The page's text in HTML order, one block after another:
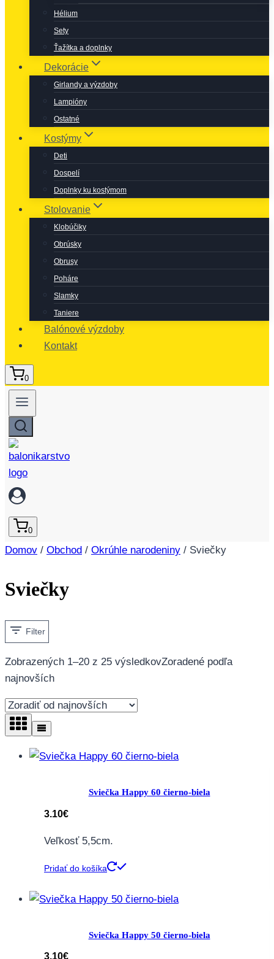
Hélium
Sety
Ťažítka a doplnky
Dekorácie
Girlandy a výzdoby
Lampióny
Ostatné
Kostýmy
Deti
Dospelí
Doplnky ku kostýmom
Stolovanie
Klobúčiky
Obrúsky
Obrusy
Poháre
Slamky
Taniere
Balónové výzdoby
Kontakt
0
0
Domov / Obchod / Okrúhle narodeniny / Sviečky
Sviečky
Filter
Zobrazených 1–20 z 25 výsledkovZoradené podľa
najnovších
Sviečka Happy 60 čierno-biela
3.10€
Veľkosť 5,5cm.
Pridať do košíka
Sviečka Happy 50 čierno-biela
3.10€